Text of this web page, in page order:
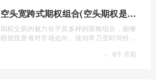
空头宽跨式期权组合(空头期权是什么意思)
期权交易的魅力在于其多样的策略组合，能够
根据投资者对市场走向、波动率乃至时间价值
· 8个月前